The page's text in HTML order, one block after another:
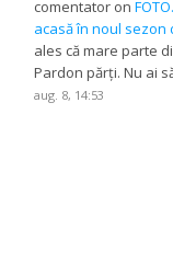
comentator on
acasă în noul sezon
ales că mare parte
Pardon părți. Nu ai
aug. 8, 14:53